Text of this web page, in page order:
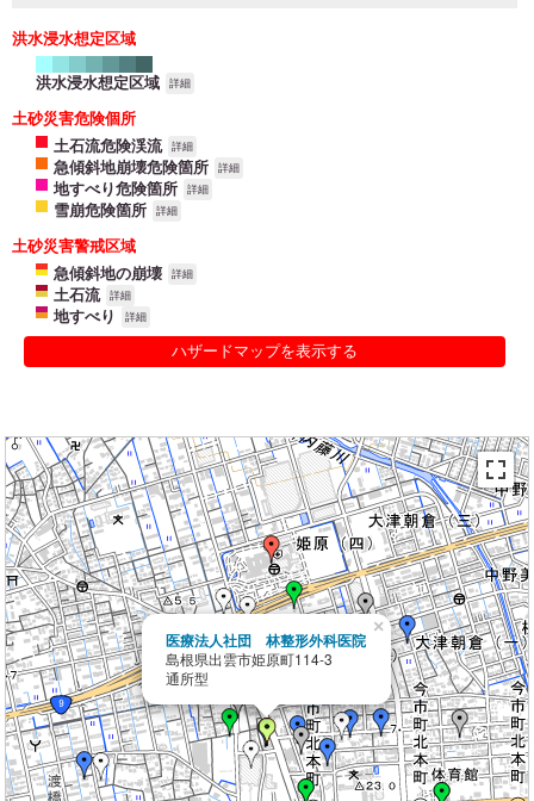
洪水浸水想定区域
洪水浸水想定区域 詳細
土砂災害危険個所
土石流危険渓流
詳細
急傾斜地崩壊危険箇所 詳細
地すべり危険箇所 詳細
雪崩危険箇所 詳細
土砂災害警戒区域
急傾斜地の崩壊
詳細
土石流 詳細
地すべり 詳細
ハザードマップを表示する
医療法人社団 林整形外科医院
島根県出雲市姫原町114-3
通所型
×